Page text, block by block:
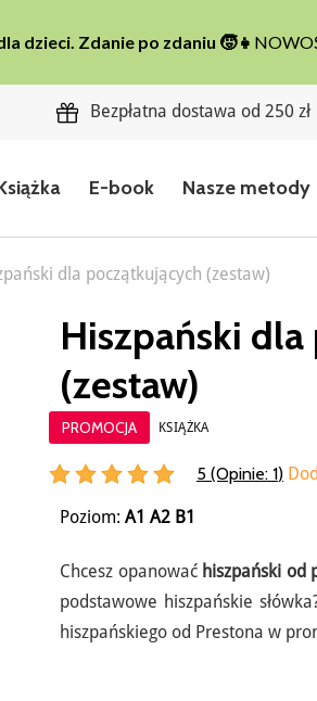
Bezpłatna dostawa od 250 zł
E-book Nasze metody
dla początkujących (zestaw)
Hiszpański
(zestaw)
PROMOCJA KSIĄŻKA
5 (Opinie: 1)
Poziom: A1 A2 B1
Chcesz opanować hiszpański od
podstawowe hiszpańskie
hiszpańskiego od Prestona w